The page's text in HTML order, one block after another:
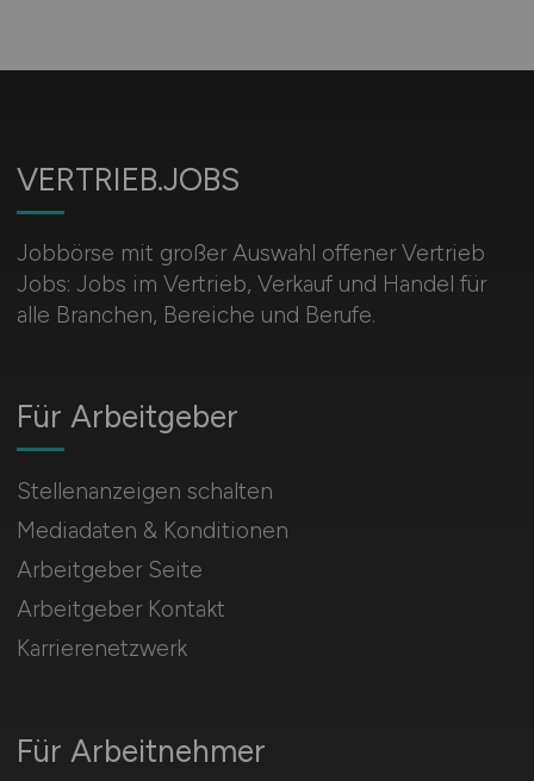
VERTRIEB.JOBS
Jobbörse mit großer Auswahl offener Vertrieb
Jobs: Jobs im Vertrieb, Verkauf und Handel für
alle Branchen, Bereiche und Berufe.
Für Arbeitnehmer
Für Arbeitgeber
Stellenanzeigen schalten
Mediadaten & Konditionen
Arbeitgeber Seite
Arbeitgeber Kontakt
Karrierenetzwerk